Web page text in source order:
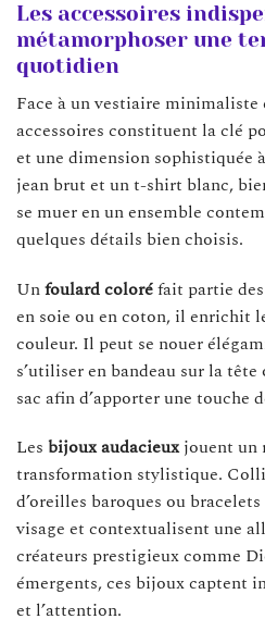
Les accessoires
métamorphoser une
quotidien
Face à un vestiaire
accessoires constituent la clé
et une dimension sophistiquée
jean brut et un t-shirt blanc,
se muer en un ensemble
quelques détails bien choisis.
Unfoulard coloréfait partie
en soie ou en coton, il enrichit
couleur. Il peut se nouer
s’utiliser en bandeau sur la tête
sac afin d’apporter une touche
Les bijoux audacieuxjouent un
transformation stylistique.
d’oreilles baroques ou
visage et contextualisent une
créateurs prestigieux comme
émergents, ces bijoux captent
et l’attention.